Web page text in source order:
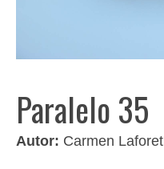
Paralelo 35
Autor: Carmen Laforet